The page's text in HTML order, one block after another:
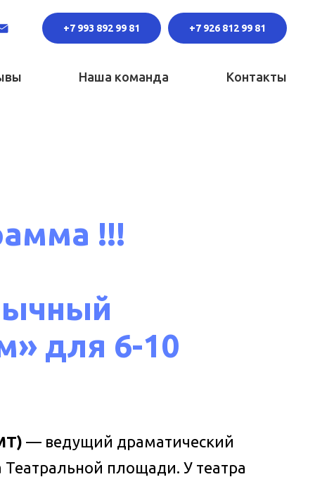
+7 993 892 99 81 +7 926 812 99 81
Наша команда Контакты
!!!
для 6-10
— ведущий драматический
площади. У театра